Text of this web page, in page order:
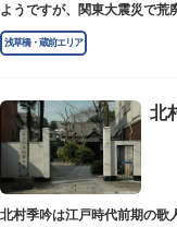
ようですが、関東大震災で荒
指定の天然記念物の大イチョ
浅草橋・蔵前エリア
北
北村季吟は江戸時代前期の歌